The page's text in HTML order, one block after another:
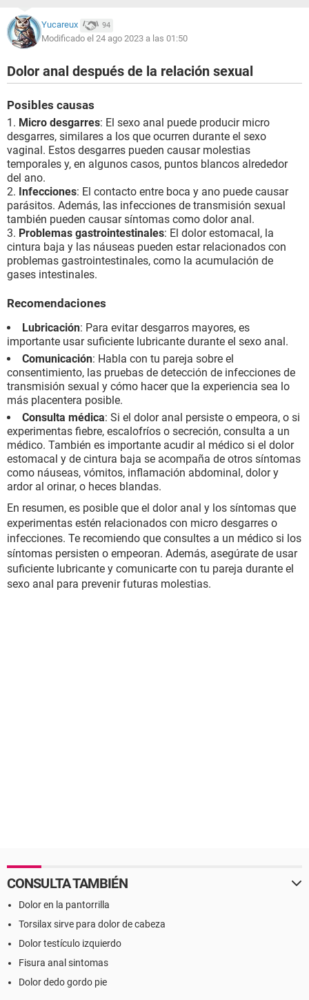
Yucareux 94
Modificado el 24 ago 2023 a las 01:50
Dolor anal después de la relación sexual
Posibles causas
Micro desgarres: El sexo anal puede producir micro
desgarres, similares a los que ocurren durante el sexo
vaginal. Estos desgarres pueden causar molestias
temporales y, en algunos casos, puntos blancos alrededor
del ano.
Infecciones: El contacto entre boca y ano puede causar
parásitos. Además, las infecciones de transmisión sexual
también pueden causar síntomas como dolor anal.
Problemas gastrointestinales: El dolor estomacal, la
cintura baja y las náuseas pueden estar relacionados con
problemas gastrointestinales, como la acumulación de
gases intestinales.
Recomendaciones
Lubricación: Para evitar desgarros mayores, es
importante usar suficiente lubricante durante el sexo anal.
Comunicación: Habla con tu pareja sobre el
consentimiento, las pruebas de detección de infecciones de
transmisión sexual y cómo hacer que la experiencia sea lo
más placentera posible.
Consulta médica: Si el dolor anal persiste o empeora, o si
experimentas fiebre, escalofríos o secreción, consulta a un
médico. También es importante acudir al médico si el dolor
estomacal y de cintura baja se acompaña de otros síntomas
como náuseas, vómitos, inflamación abdominal, dolor y
ardor al orinar, o heces blandas.
En resumen, es posible que el dolor anal y los síntomas que
experimentas estén relacionados con micro desgarres o
infecciones. Te recomiendo que consultes a un médico si los
síntomas persisten o empeoran. Además, asegúrate de usar
suficiente lubricante y comunicarte con tu pareja durante el
sexo anal para prevenir futuras molestias.
CONSULTA TAMBIÉN
Dolor en la pantorrilla
Torsilax sirve para dolor de cabeza
Dolor testículo izquierdo
Fisura anal sintomas
Dolor dedo gordo pie